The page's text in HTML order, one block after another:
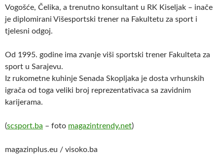
Vogošće, Čelika, a trenutno konsultant u RK Kiseljak – inače
je diplomirani Višesportski trener na Fakultetu za sport i
tjelesni odgoj.
Od 1995. godine ima zvanje viši sportski trener Fakulteta za
sport u Sarajevu.
Iz rukometne kuhinje Senada Skopljaka je dosta vrhunskih
igrača od toga veliki broj reprezentativaca sa zavidnim
karijerama.
(scsport.ba – foto magazintrendy.net)
magazinplus.eu / visoko.ba